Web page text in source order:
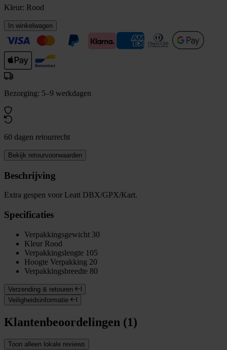
Kleur: Rood
In winkelwagen
Bezorging: 5–9 werkdagen
60 dagen retourrecht
Bekijk retourvoorwaarden
Beschrijving
Extra gespen voor Leatt DBX/GPX/Kart.
Specificaties
Verpakkingsgewicht 30
Kleur Rood
Verpakkingslengte 105
Hoogte Verpakking 20
Verpakkingsbreedte 80
Verzending & retouren
Veiligheidsinformatie
Klantenbeoordelingen (1)
Toon alleen lokale reviews